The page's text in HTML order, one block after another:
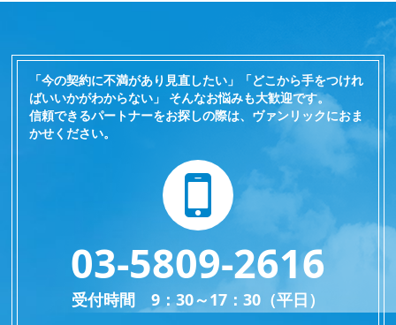
「今の契約に不満があり見直したい」「どこから手をつけれ
ばいいかがわからない」 そんなお悩みも大歓迎です。
信頼できるパートナーをお探しの際は、ヴァンリックにおま
かせください。
03-5809-2616
受付時間 9：30～17：30（平日）